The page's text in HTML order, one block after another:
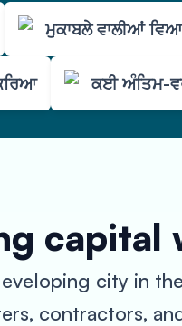
ਮੁਕਾਬਲੇ ਵਾਲੀਆਂ
ਕਈ ਅੰਤਿਮ-
capital
city in
contractors,